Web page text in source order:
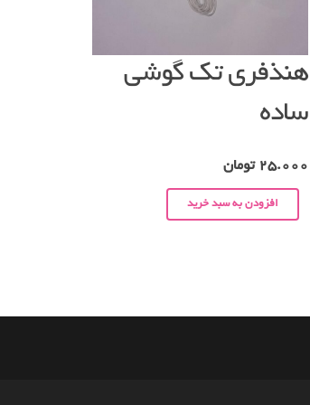
هنذفری تک گوشی
ساده
25.000 تومان
افزودن به سبد خرید